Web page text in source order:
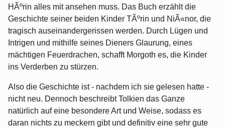
HÃºrin alles mit ansehen muss. Das Buch erzählt die
Geschichte seiner beiden Kinder TÃºrin und NiÃ«nor, die
tragisch auseinandergerissen werden. Durch Lügen und
Intrigen und mithilfe seines Dieners Glaurung, eines
mächtigen Feuerdrachen, schafft Morgoth es, die Kinder
ins Verderben zu stürzen.
Also die Geschichte ist - nachdem ich sie gelesen hatte -
nicht neu. Dennoch beschreibt Tolkien das Ganze
natürlich auf eine besondere Art und Weise, sodass es
daran nichts zu meckern gibt und definitiv eine sehr gute